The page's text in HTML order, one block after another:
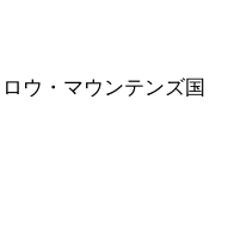
ウ・マウンテンズ国